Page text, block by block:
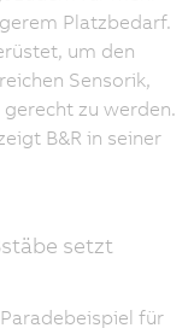
Platzbedarf.
um den
Sensorik,
zu werden.
B&R in seiner
setzt
für